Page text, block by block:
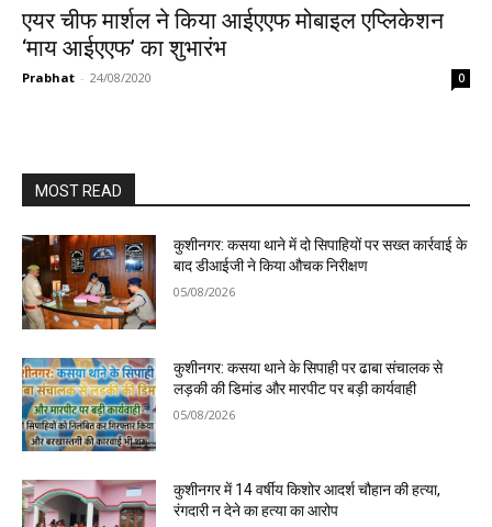
एयर चीफ मार्शल ने किया आईएएफ मोबाइल एप्लिकेशन
‘माय आईएएफ’ का शुभारंभ
Prabhat - 24/08/2020 0
MOST READ
कुशीनगर: कसया थाने में दो सिपाहियों पर सख्त कार्रवाई के
बाद डीआईजी ने किया औचक निरीक्षण
05/08/2026
कुशीनगर: कसया थाने के सिपाही पर ढाबा संचालक से
लड़की की डिमांड और मारपीट पर बड़ी कार्यवाही
05/08/2026
कुशीनगर में 14 वर्षीय किशोर आदर्श चौहान की हत्या,
रंगदारी न देने का हत्या का आरोप